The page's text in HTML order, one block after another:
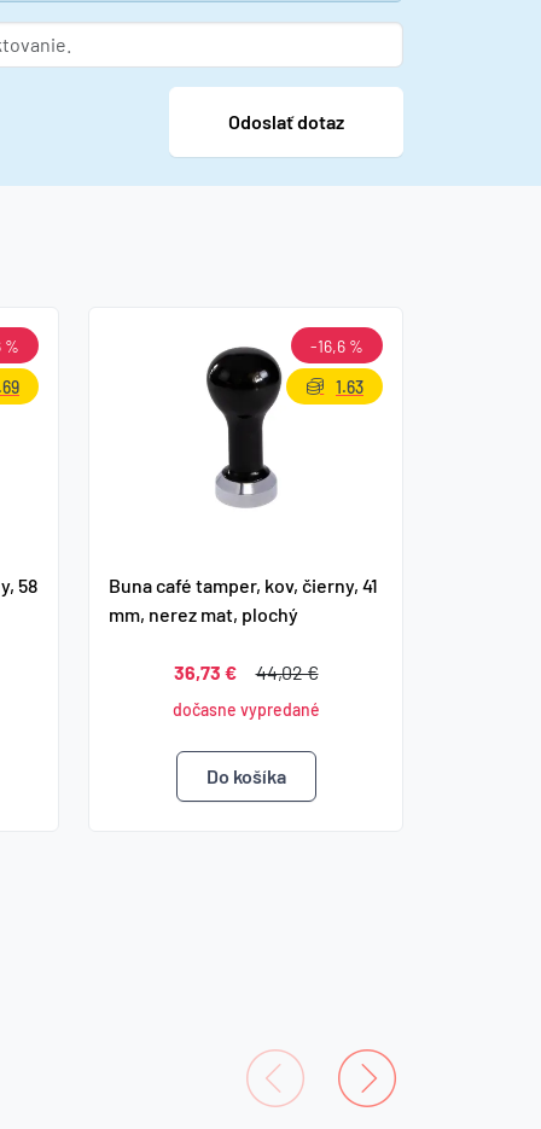
58
%
Buna café tamper, kov, čierny, 41
mm, nerez mat, plochý
36,73 € 44,02 €
dočasne vypredané
-16,6 %
1.63